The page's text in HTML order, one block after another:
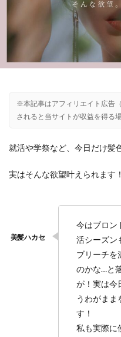
※本記事はアフィリエイト広告
されると当サイトが収益を得る
就活や学祭など、今日だけ髪
実はそんな欲望叶えられます
今はブロン
活シーズン
ブリーチを
のかな…と
が！実は今
うわがまま
す！
私も実際に